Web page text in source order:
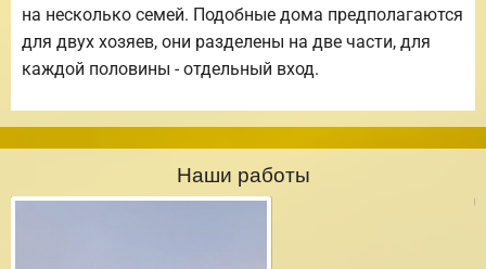
на несколько семей. Подобные дома предполагаются
для двух хозяев, они разделены на две части, для
каждой половины - отдельный вход.
Наши работы